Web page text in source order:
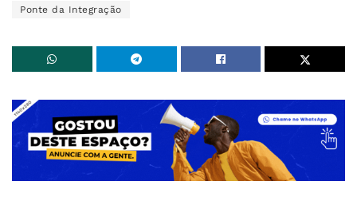
Ponte da Integração